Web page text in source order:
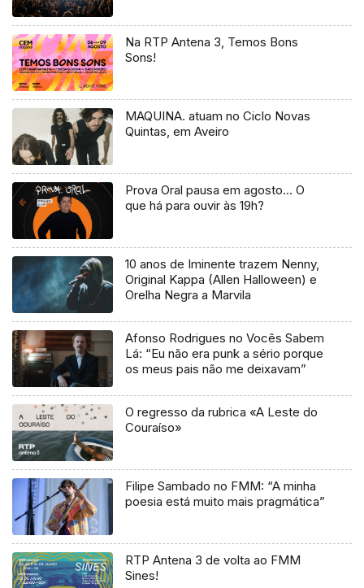
Na RTP Antena 3, Temos Bons
Sons!
MAQUINA. atuam no Ciclo Novas
Quintas, em Aveiro
Prova Oral pausa em agosto… O
que há para ouvir às 19h?
10 anos de Iminente trazem Nenny,
Original Kappa (Allen Halloween) e
Orelha Negra a Marvila
Afonso Rodrigues no Vocês Sabem
Lá: “Eu não era punk a sério porque
os meus pais não me deixavam”
O regresso da rubrica «A Leste do
Couraíso»
Filipe Sambado no FMM: “A minha
poesia está muito mais pragmática”
RTP Antena 3 de volta ao FMM
Sines!